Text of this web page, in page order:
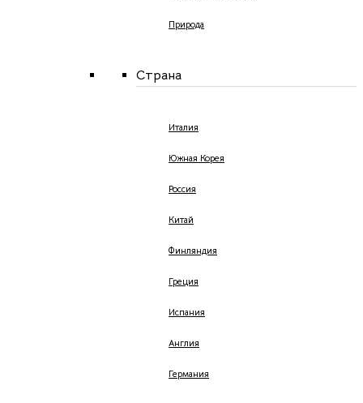
Природа
Страна
Италия
Южная Корея
Россия
Китай
Финляндия
Греция
Испания
Англия
Германия